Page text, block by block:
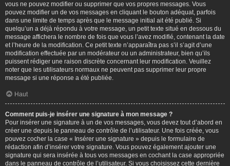
vous ne pouvez modifier ou supprimer que vos propres messages. Vous
pouvez modifier un de vos messages en cliquant le bouton adéquat, parfois
dans une limite de temps après que le message initial ait été publié. Si
quelqu’un a déjà répondu à votre message, un petit texte situé en dessous du
message affichera le nombre de fois que vous l’avez modifié, contenant la date
et l’heure de la modification. Ce petit texte n’apparaîtra pas s’il s’agit d’une
modification effectuée par un modérateur ou un administrateur, bien qu’ils
puissent rédiger une raison discrète concernant leur modification. Veuillez
noter que les utilisateurs normaux ne peuvent pas supprimer leur propre
message si une réponse a été publiée.
Haut
Comment puis-je insérer une signature à mon message ?
Pour insérer une signature à un de vos messages, vous devez tout d’abord en
créer une depuis le panneau de contrôle de l’utilisateur. Une fois créée, vous
pouvez cocher la case « Insérer une signature » depuis le formulaire de
rédaction afin d’insérer votre signature. Vous pouvez également ajouter une
signature qui sera insérée à tous vos messages en cochant la case appropriée
dans le panneau de contrôle de l’utilisateur. Si vous choisissez cette dernière